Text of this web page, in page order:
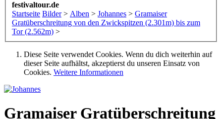
festivaltour.de
Startseite Bilder > Alben > Johannes > Gramaiser
Gratüberschreitung von den Zwickspitzen (2.301m) bis zum
Tor (2.562m) >
Diese Seite verwendet Cookies. Wenn du dich weiterhin auf
dieser Seite aufhältst, akzeptierst du unseren Einsatz von
Cookies. Weitere Informationen
Gramaiser Gratüberschreitung